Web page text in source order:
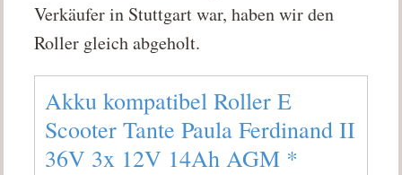
Verkäufer in Stuttgart war, haben wir den
Roller gleich abgeholt.
Akku kompatibel Roller E
Scooter Tante Paula Ferdinand II
36V 3x 12V 14Ah AGM *